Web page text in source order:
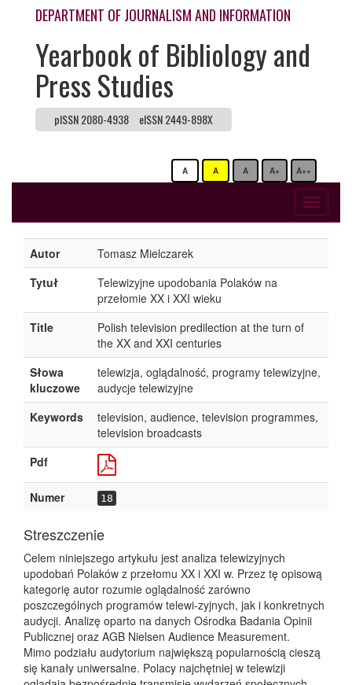
DEPARTMENT OF JOURNALISM AND INFORMATION
Yearbook of Bibliology and
Press Studies
pISSN 2080-4938 eISSN 2449-898X
A A A A+ A++
Toggle
Autor
Tomasz Mielczarek
Tytuł
Telewizyjne upodobania Polaków na
przełomie XX i XXI wieku
Title
Polish television predilection at the turn of
the XX and XXI centuries
Słowa
kluczowe
telewizja, oglądalność, programy telewizyjne,
audycje telewizyjne
Keywords
television, audience, television programmes,
television broadcasts
Pdf
Numer 18
Streszczenie
Celem niniejszego artykułu jest analiza telewizyjnych
upodobań Polaków z przełomu XX i XXI w. Przez tę opisową
kategorię autor rozumie oglądalność zarówno
poszczególnych programów telewi-zyjnych, jak i konkretnych
audycji. Analizę oparto na danych Ośrodka Badania Opinii
Publicznej oraz AGB Nielsen Audience Measurement.
Mimo podziału audytorium największą popularnością cieszą
się kanały uniwersalne. Polacy najchętniej w telewizji